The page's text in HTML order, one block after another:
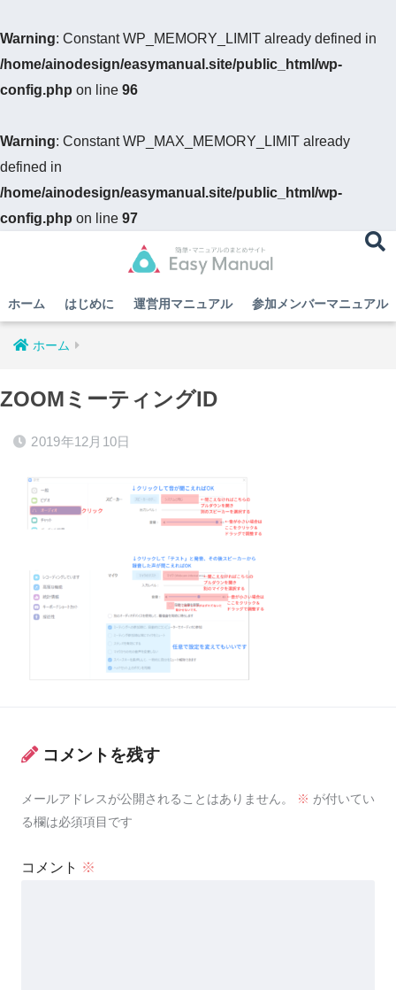
Warning: Constant WP_MEMORY_LIMIT already defined in
/home/ainodesign/easymanual.site/public_html/wp-
config.php on line 96
Warning: Constant WP_MAX_MEMORY_LIMIT already
defined in
/home/ainodesign/easymanual.site/public_html/wp-
config.php on line 97
ホーム はじめに 運営用マニュアル 参加メンバーマニュアル
ホーム
ZOOMミーティングID
2019年12月10日
コメントを残す
メールアドレスが公開されることはありません。 ※ が付いてい
る欄は必須項目です
コメント ※